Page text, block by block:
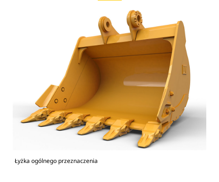
Łyżka ogólnego przeznaczenia